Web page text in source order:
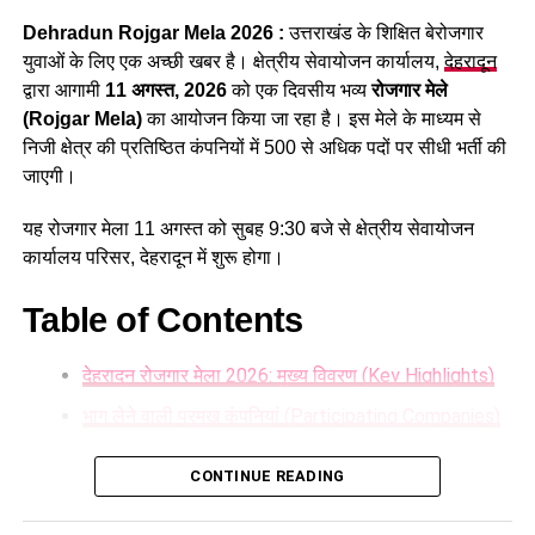
स्नातक स्तरीय पद सहित कुल 1470 पद शामिल हैं।
34 हजार भर्तियां, रोजगार बड़ी उपलब्धि
अधिक युवाओं को सरकारी नौकरी प्रदान कर चुकी है। प्रदेश में वर्ष 2024
से सख्त नकल विरोधी कानून लागू होने के बाद भर्ती प्रक्रिया ना सिर्फ
Dehradun Rojgar Mela 2026 :उत्तराखंड के शिक्षित बेरोजगार
युवाओं के लिए एक अच्छी खबर है। क्षेत्रीय सेवायोजन कार्यालय,देहरादून
द्वारा आगामी 11 अगस्त, 2026को एक दिवसीय भव्यरोजगार मेले
(Rojgar Mela)का आयोजन किया जा रहा है। इस मेले के माध्यम से
निजी क्षेत्र की प्रतिष्ठित कंपनियों में 500 से अधिक पदों पर सीधी भर्ती की
जाएगी।
यह रोजगार मेला 11 अगस्त को सुबह 9:30 बजे से क्षेत्रीय सेवायोजन
कार्यालय परिसर, देहरादून में शुरू होगा।
Table of Contents
देहरादून रोजगार मेला 2026: मुख्य विवरण (Key Highlights)
Dehradun Rojgar Mela 2026 : आवेदन और पंजीकरण
प्रक्रिया (How to Register)
CONTINUE READING